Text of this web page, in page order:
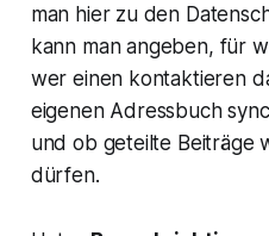
man hier zu den
kann man angeben, für
wer einen kontaktieren
eigenen Adressbuch
und ob geteilte Beiträge
dürfen.